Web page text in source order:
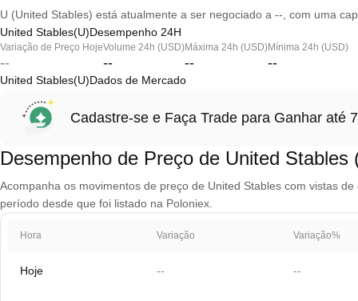
U (United Stables) está atualmente a ser negociado a --, com uma
United Stables(U)Desempenho 24H
Variação de Preço Hoje
--
Volume 24h (USD)
--
Máxima 24h (USD)
--
Mínima 24h (USD)
--
United Stables(U)Dados de Mercado
Cadastre-se e Faça Trade para Ganhar até
Desempenho de Preço de United Stables
Acompanha os movimentos de preço de United Stables com vistas
período desde que foi listado na Poloniex.
Hora Variação Variação%
Hoje -- --